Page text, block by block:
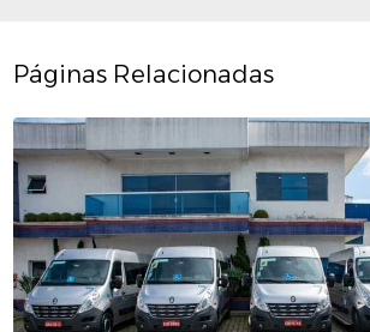
Páginas Relacionadas